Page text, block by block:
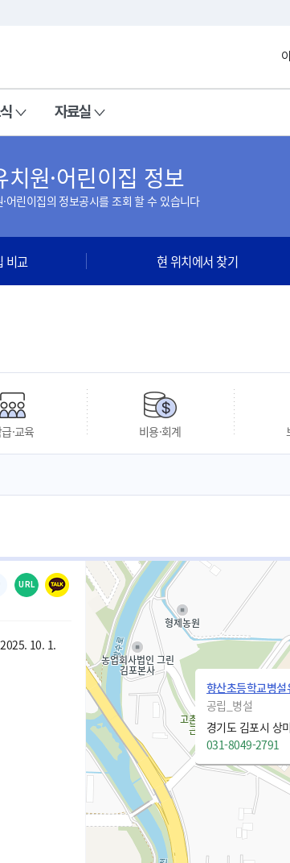
자료실
치원·어린이집 정보
어린이집의 정보공시를 조회 할 수 있습니다
비교 현 위치에서 찾기
·교육 비용·회계
URL
10. 1.
향산초등학교병설
공립_병설
경기도 김포시 상
031-8049-2791